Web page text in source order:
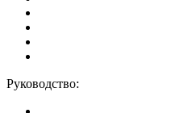
Руководство: